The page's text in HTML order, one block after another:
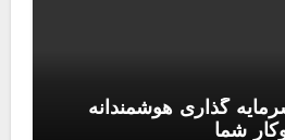
گذاری هوشمندانه
شما